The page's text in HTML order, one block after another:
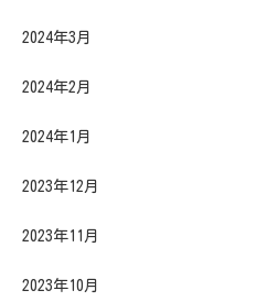
2024年3月
2024年2月
2024年1月
2023年12月
2023年11月
2023年10月